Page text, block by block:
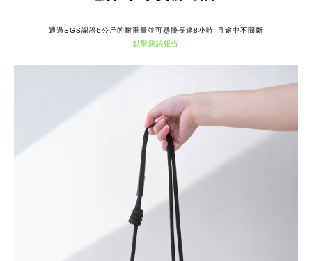
通過SGS認證6公斤的耐重量並可懸掛長達8小時 且途中不間斷
點擊測試報告